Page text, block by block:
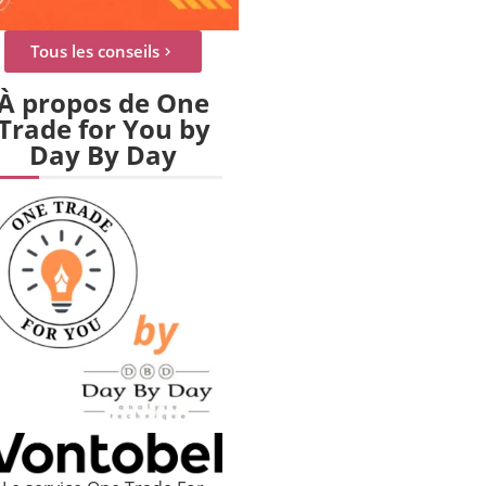
Tous les conseils
propos de One
for You by
Day By Day